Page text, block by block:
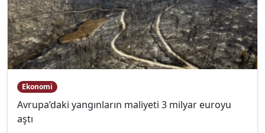
Ekonomi
Avrupa’daki yangınların maliyeti 3 milyar euroyu
aştı